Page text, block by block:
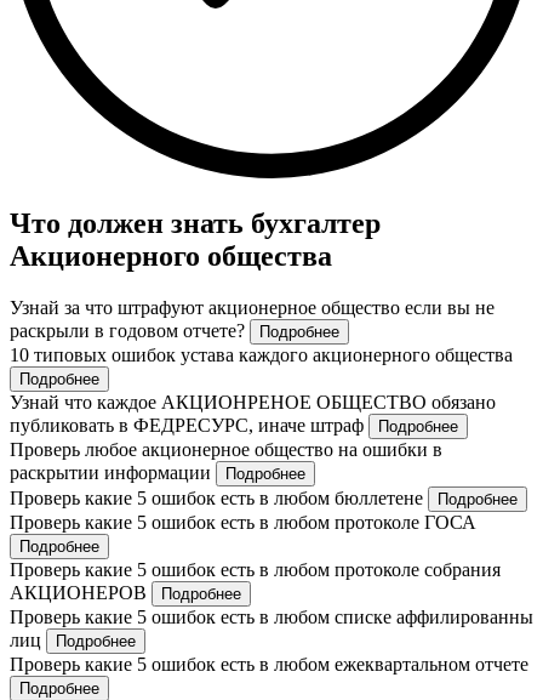
Что должен знать бухгалтер
Акционерного общества
Узнай за что штрафуют акционерное общество если вы не
раскрыли в годовом отчете?
Подробнее
10 типовых ошибок устава каждого акционерного общества
Подробнее
Узнай что каждое АКЦИОНРЕНОЕ ОБЩЕСТВО обязано
публиковать в ФЕДРЕСУРС, иначе штраф
Подробнее
Проверь любое акционерное общество на ошибки в
раскрытии информации
Подробнее
Проверь какие 5 ошибок есть в любом бюллетене Подробнее
Проверь какие 5 ошибок есть в любом протоколе ГОСА
Подробнее
Проверь какие 5 ошибок есть в любом протоколе собрания
АКЦИОНЕРОВ
Подробнее
Проверь какие 5 ошибок есть в любом списке аффилированны
лиц
Подробнее
Проверь какие 5 ошибок есть в любом ежеквартальном отчете
Подробнее